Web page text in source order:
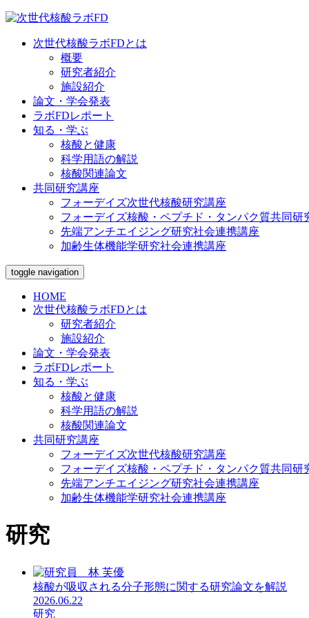
Skip
content次世代核酸ラボFDとは
概要
研究者紹介
施設紹介
論文・学会発表
ラボFDレポート
知る・学ぶ
核酸と健康
科学用語の解説
核酸関連論文
共同研究講座
フォーデイズ次世代核酸研究講座
フォーデイズ核酸・ペプチド・タンパク質共同研
先端アンチエイジング研究社会連携講座
加齢生体機能学研究社会連携講座
toggle navigation
HOME
次世代核酸ラボFDとは
研究者紹介
施設紹介
論文・学会発表
ラボFDレポート
知る・学ぶ
核酸と健康
科学用語の解説
核酸関連論文
共同研究講座
フォーデイズ次世代核酸研究講座
フォーデイズ核酸・ペプチド・タンパク質共同研
先端アンチエイジング研究社会連携講座
加齢生体機能学研究社会連携講座
研究
核酸が吸収される分子形態に関する研究論文を解説
2026.06.22
研究